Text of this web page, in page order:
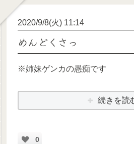
2020/9/8(火) 11:14
めんどくさっ
※姉妹ゲンカの愚痴です
続きを読
0